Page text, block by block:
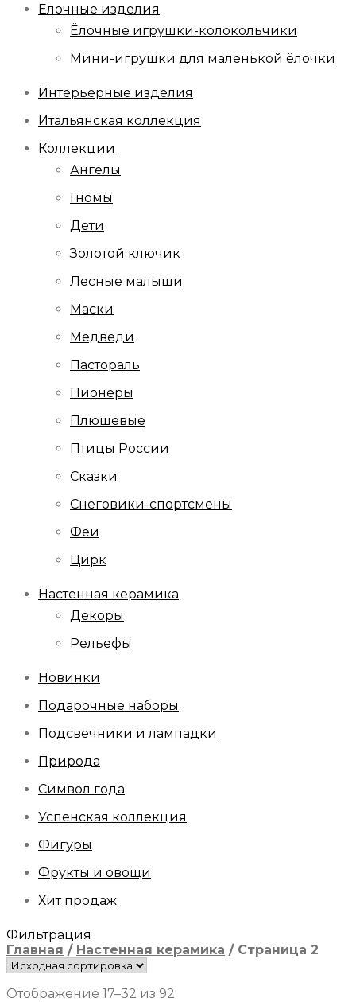
Ёлочные изделия
Ёлочные игрушки-колокольчики
Мини-игрушки для маленькой ёлочки
Интерьерные изделия
Итальянская коллекция
Коллекции
Ангелы
Гномы
Дети
Золотой ключик
Лесные малыши
Маски
Медведи
Пастораль
Пионеры
Плюшевые
Птицы России
Сказки
Снеговики-спортсмены
Феи
Цирк
Настенная керамика
Декоры
Рельефы
Новинки
Подарочные наборы
Подсвечники и лампадки
Природа
Символ года
Успенская коллекция
Фигуры
Фрукты и овощи
Хит продаж
Фильтрация
Главная / Настенная керамика /Страница 2
Отображение 17–32 из 92